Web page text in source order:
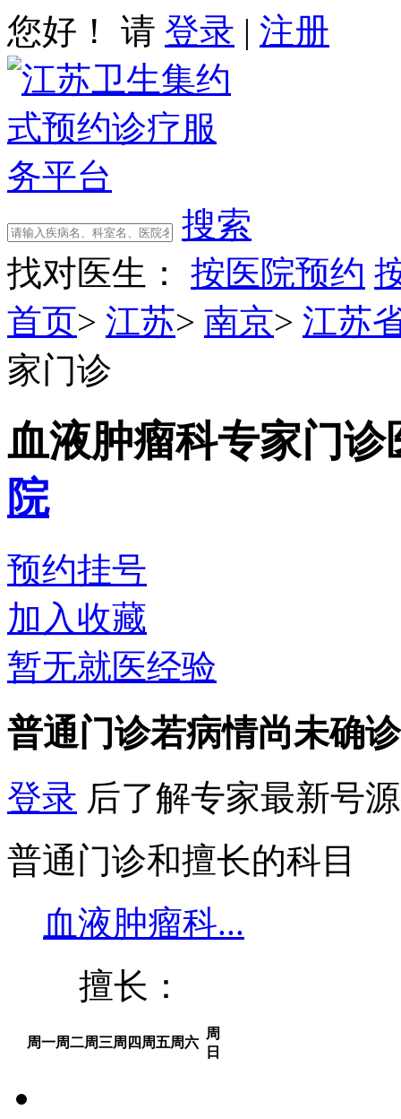
您好！ 请 登录 | 注册
搜索
找对医生：
按医院预约
首页> 江苏> 南京> 江苏
家门诊
血液肿瘤科专家门诊
院
预约挂号
加入收藏
暂无就医经验
普通门诊若病情尚未确
登录 后了解专家最新号
普通门诊和擅长的科目
血液肿瘤科...
擅长：
周一周二周三周四 周五周六
周
日